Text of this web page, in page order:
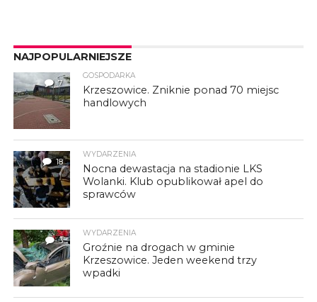
NAJPOPULARNIEJSZE
7
GOSPODARKA
Krzeszowice. Zniknie ponad 70 miejsc
handlowych
18
WYDARZENIA
Nocna dewastacja na stadionie LKS
Wolanki. Klub opublikował apel do
sprawców
3
WYDARZENIA
Groźnie na drogach w gminie
Krzeszowice. Jeden weekend trzy
wpadki